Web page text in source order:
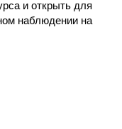
и открыть для
наблюдении на